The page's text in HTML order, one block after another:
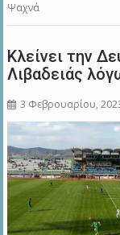
Ψαχνά
Kλείνει την
Λιβαδειάς
3 Φεβρουαρίου,